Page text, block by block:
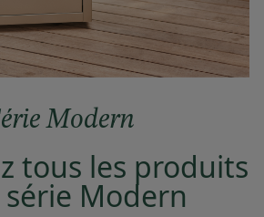
Modern
tous les produits
série Modern